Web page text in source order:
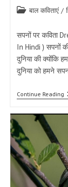
Post बाल कविताएं /
सपनों पर कविता
In Hindi ) सपनों
दुनिया की क्योंकि
दुनिया को हमने
Continue Reading
|